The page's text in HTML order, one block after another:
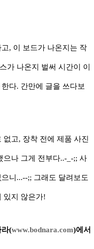
, 이 보드가 나온지는 작
가 나온지 벌써 시간이 이
다. 간만에 글을 쓰다보
고, 장착 전에 제품 사진
으나 그게 전부다..-_-;; 사
니...--;; 그래도 달려보도
있지 않은가!
라(www.bodnara.com)에서